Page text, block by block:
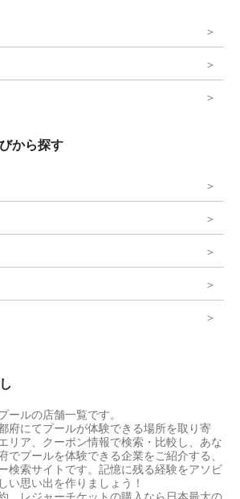
から探す
ールの店舗一覧です。
府にてプールが体験できる場所を取り寄
リア、クーポン情報で検索・比較し、あな
でプールを体験できる企業をご紹介する、
検索サイトです。記憶に残る経験をアソビ
い思い出を作りましょう！
、レジャーチケットの購入なら日本最大の